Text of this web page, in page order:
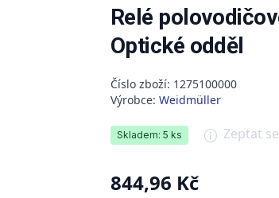
Relé
Optické odděl
Číslo zboží: 1275100000
Výrobce: Weidmüller
Skladem: 5 ks Zeptat
844,96 Kč